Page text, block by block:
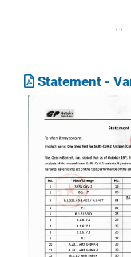
Statement -